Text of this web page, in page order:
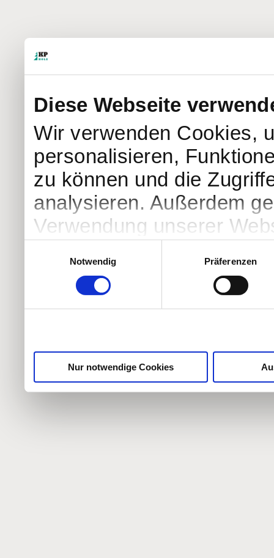
Diese Webseite
Wir verwenden Cookies,
personalisieren,
zu können und die
analysieren. Außerdem
Verwendung unserer
Partner führen diese
weiteren Daten
Notwendig
Präferenzen
Nur notwendige Cookies